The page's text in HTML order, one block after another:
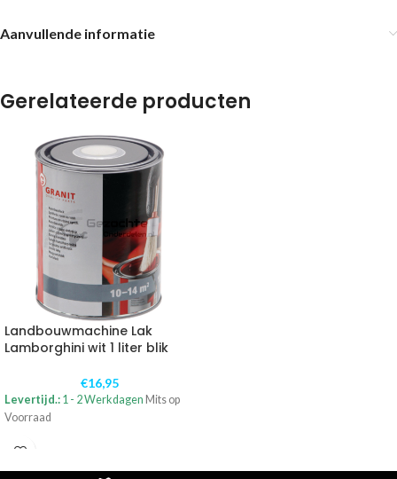
Aanvullende informatie
Gerelateerde producten
Landbouwmachine Lak
Lamborghini wit 1 liter blik
€16,95
Levertijd.: 1 - 2 Werkdagen Mits op
Voorraad